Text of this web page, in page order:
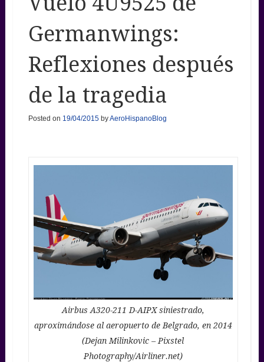
Germanwings:
Reflexiones después
de la tragedia
Posted on 19/04/2015byAeroHispanoBlog
Airbus A320-211 D-AIPX siniestrado,
aproximándose al aeropuerto de Belgrado, en 2014
(Dejan Milinkovic – Pixstel
Photography/Airliner.net)